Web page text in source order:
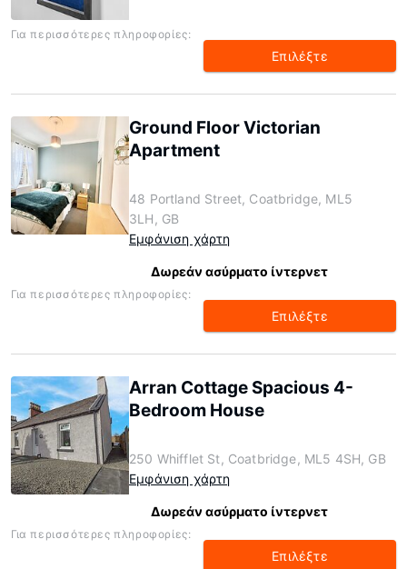
Για περισσότερες πληροφορίες:
Επιλέξτε
Ground Floor Victorian
Apartment
48 Portland Street, Coatbridge, ML5
3LH, GB
Εμφάνιση χάρτη
Δωρεάν ασύρματο ίντερνετ
Για περισσότερες πληροφορίες:
Επιλέξτε
Arran Cottage Spacious 4-
Bedroom House
250 Whifflet St, Coatbridge, ML5 4SH, GB
Εμφάνιση χάρτη
Δωρεάν ασύρματο ίντερνετ
Για περισσότερες πληροφορίες:
Επιλέξτε